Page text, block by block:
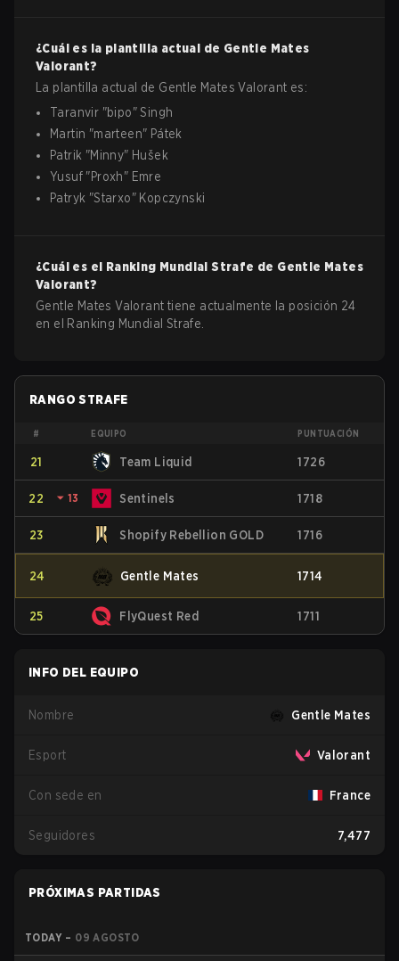
¿Cuál es la plantilla actual de Gentle Mates
Valorant?
La plantilla actual de Gentle Mates Valorant es:
Taranvir "bipo"Singh
Martin "marteen" Pátek
Patrik "Minny" Hušek
Yusuf "Proxh" Emre
Patryk "Starxo" Kopczynski
¿Cuál es el Ranking Mundial Strafe de Gentle Mates
Valorant?
Gentle Mates Valorant tiene actualmente la posición 24
en el Ranking Mundial Strafe.
RANGO STRAFE
# EQUIPO PUNTUACIÓN
21 Team Liquid 1726
22 ⏷ 13 Sentinels 1718
23 Shopify Rebellion GOLD 1716
24 Gentle Mates 1714
25 FlyQuest Red 1711
INFO DEL EQUIPO
Nombre Gentle Mates
Esport Valorant
Con sede en France
Seguidores 7,477
PRÓXIMAS PARTIDAS
TODAY – 09 AGOSTO